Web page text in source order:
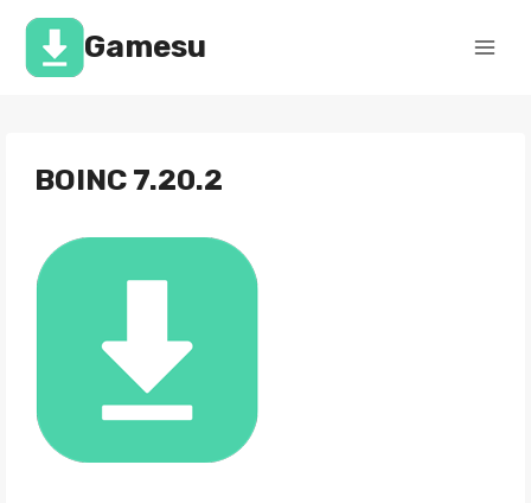
Перейти
содержимомуGamesu
BOINC 7.20.2